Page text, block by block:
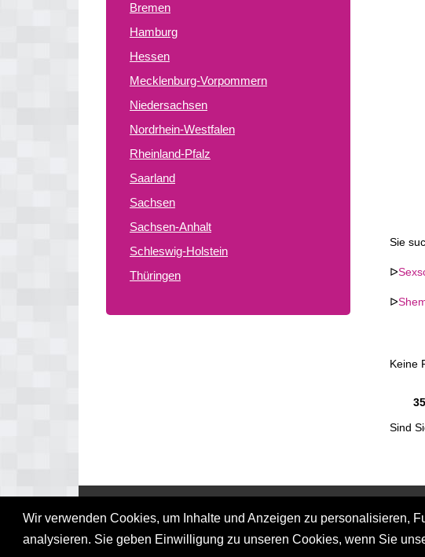
Wir verwenden Cookies, um Inhalte und Anzeigen zu personalisieren,
analysieren. Sie geben Einwilligung zu unseren Cookies, wenn Sie
Bremen
Hamburg
Hessen
Mecklenburg-Vorpommern
Niedersachsen
Nordrhein-Westfalen
Rheinland-Pfalz
Saarland
Sachsen
Sachsen-Anhalt
Schleswig-Holstein
Thüringen
Sie
ᐅ
ᐅ
Keine
Sind